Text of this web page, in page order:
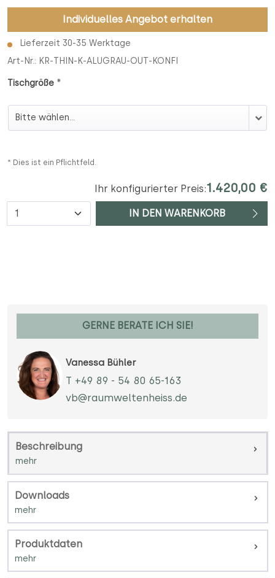
Individuelles Angebot erhalten
Lieferzeit 30-35 Werktage
Art-Nr.: KR-THIN-K-ALUGRAU-OUT-KONFI
Tischgröße *
Tischgröße
* Dies ist ein Pflichtfeld.
Ihr konfigurierter Preis:1.420,00 €
Anzahl IN DEN WARENKORB
GERNE BERATE ICH SIE!
Vanessa Bühler
T +49 89 - 54 80 65-163
vb@raumweltenheiss.de
Beschreibung
Downloads
Produktdaten